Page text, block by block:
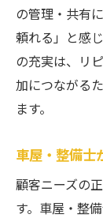
の管理・共有
頼れる」と感
の充実は、リ
加につながる
ます。
車屋・整備士
顧客ニーズの
す。車屋・整